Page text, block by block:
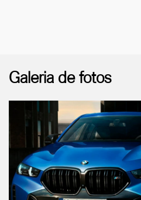
Galeria de fotos